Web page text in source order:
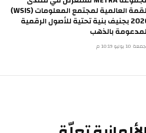
القمة العالمية لمجتمع المعلومات (WSIS)
2026 بجنيف بنية تحتية للأصول الرقمية
بالذهب
10 يوليو 10:19 م